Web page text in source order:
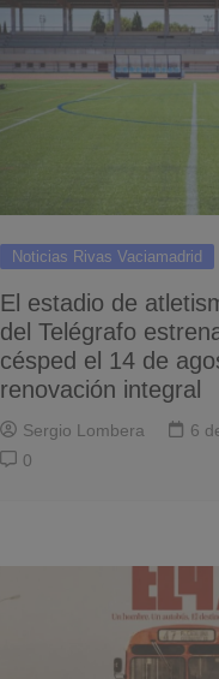
Noticias Rivas Vaciamadrid
El estadio de
del Telégrafo
césped el 14 de
renovación integral
Sergio Lombera
6
0